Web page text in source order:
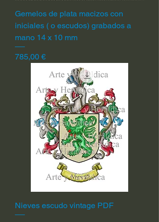
Gemelos de plata macizos con
iniciales ( o escudos) grabados a
mano 14 x 10 mm
Precio
785,00 €
Nieves escudo vintage PDF